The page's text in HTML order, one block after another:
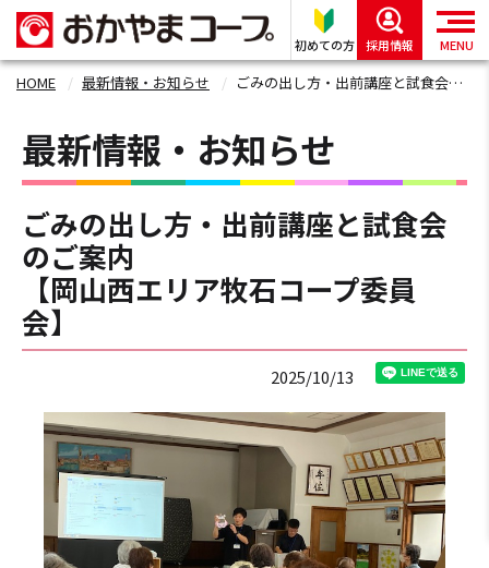
初めての方 採用情報 MENU
HOME 最新情報・お知らせ ごみの出し方・出前講座と試食会のご案内 【岡山西エリア牧石コープ委員会】
最新情報・お知らせ
ごみの出し方・出前講座と試食会
のご案内
【岡山西エリア牧石コープ委員
会】
2025/10/13